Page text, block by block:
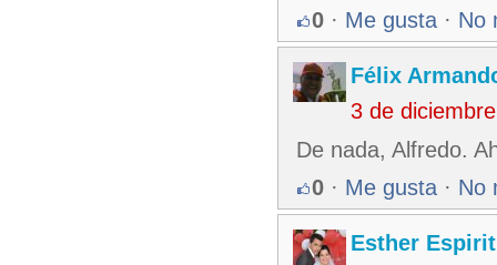
0 · Me gusta · No
Félix
3 de
De nada, Alfredo.
0 · Me gusta · No
Esther